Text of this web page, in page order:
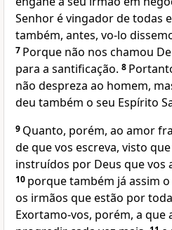
Senhor é vingador de todas
também, antes, vo-lo
7 Porque não nos chamou
para a santificação. 8
não despreza ao homem,
deu também o seu Espírito
9 Quanto, porém, ao amor
de que vos escreva, visto
instruídos por Deus que vos
10 porque também já assim
os irmãos que estão por
Exortamo-vos, porém, a que